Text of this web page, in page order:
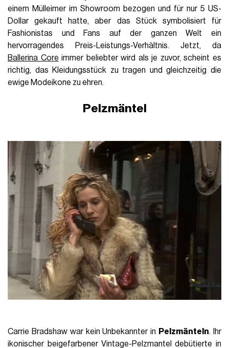
einem Mülleimer im Showroom bezogen und für nur 5 US-
Dollar gekauft hatte, aber das Stück symbolisiert für
Fashionistas und Fans auf der ganzen Welt ein
hervorragendes Preis-Leistungs-Verhältnis. Jetzt, da
Ballerina Core immer beliebter wird als je zuvor, scheint es
richtig, das Kleidungsstück zu tragen und gleichzeitig die
ewige Modeikone zu ehren.
Pelzmäntel
Carrie Bradshaw war kein Unbekannter in Pelzmänteln. Ihr
ikonischer beigefarbener Vintage-Pelzmantel debütierte in